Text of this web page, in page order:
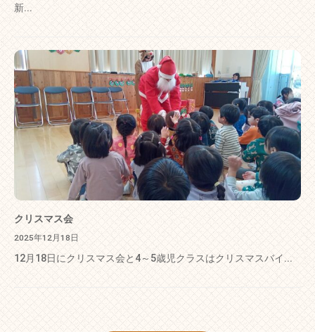
新...
クリスマス会
2025年12月18日
12月18日にクリスマス会と4～5歳児クラスはクリスマスバイ...